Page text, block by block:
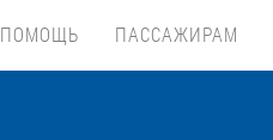
ПОМОЩЬ ПАССАЖИРАМ